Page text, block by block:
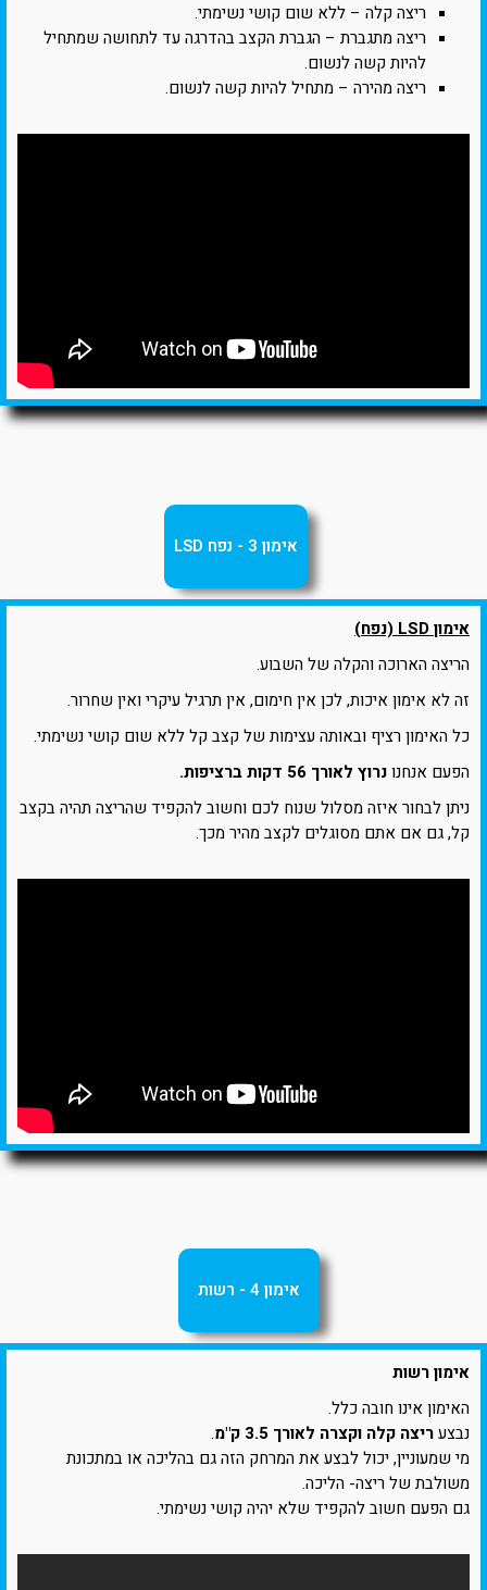
ריצה קלה – ללא שום קושי נשימתי.
ריצה מתגברת – הגברת הקצב בהדרגה עד לתחושה שמתחיל
להיות קשה לנשום.
ריצה מהירה – מתחיל להיות קשה לנשום.
אימון 3 - נפח LSD
אימון LSD (נפח)
הריצה הארוכה והקלה של השבוע.
זה לא אימון איכות, לכן אין חימום, אין תרגיל עיקרי ואין שחרור.
כל האימון רציף ובאותה עצימות של קצב קל ללא שום קושי נשימתי.
הפעם אנחנונרוץ לאורך 56 דקות ברציפות.
ניתן לבחור איזה מסלול שנוח לכם וחשוב להקפיד שהריצה תהיה בקצב
קל, גם אם אתם מסוגלים לקצב מהיר מכך.
אימון 4 - רשות
אימון רשות
האימון אינו חובה כלל.
נבצעריצה קלה וקצרה לאורך 3.5 ק"מ
.
מי שמעוניין, יכול לבצע את המרחק הזה גם בהליכה או במתכונת
משולבת של ריצה- הליכה.
גם הפעם חשוב להקפיד שלא יהיה קושי נשימתי.